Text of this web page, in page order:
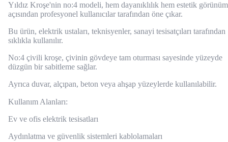
Yıldız Kroşe'nin no:4 modeli, hem dayanıklılık hem estetik görünüm
açısından profesyonel kullanıcılar tarafından öne çıkar.
Bu ürün, elektrik ustaları, teknisyenler, sanayi tesisatçıları tarafından
sıklıkla kullanılır.
No:4 çivili kroşe, çivinin gövdeye tam oturması sayesinde yüzeyde
düzgün bir sabitleme sağlar.
Ayrıca duvar, alçıpan, beton veya ahşap yüzeylerde kullanılabilir.
Kullanım Alanları:
Ev ve ofis elektrik tesisatları
Aydınlatma ve güvenlik sistemleri kablolamaları